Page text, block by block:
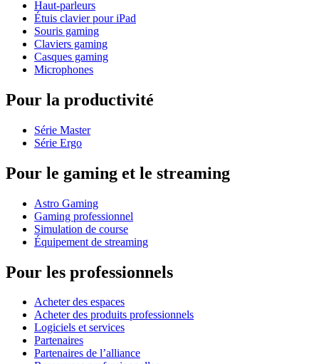
Haut-parleurs
Étuis clavier pour iPad
Souris gaming
Claviers gaming
Casques gaming
Microphones
Pour la productivité
Série Master
Série Ergo
Pour le gaming et le streaming
Astro Gaming
Gaming professionnel
Simulation de course
Équipement de streaming
Pour les professionnels
Acheter des espaces
Acheter des produits professionnels
Logiciels et services
Partenaires
Partenaires de l’alliance